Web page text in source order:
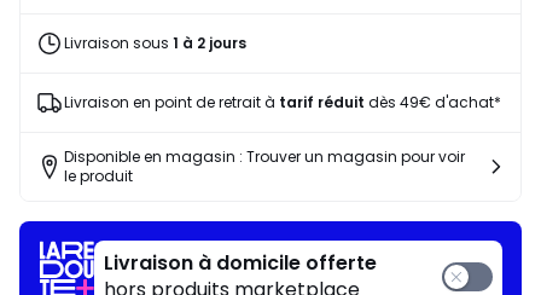
41,30 Livraison sous 1 à 2 jours
Livraison en point de retrait à tarif réduit dès 49€ d'achat*
Disponible en magasin : Trouver un magasin pour voir
le produit
Livraison à domicile offerte